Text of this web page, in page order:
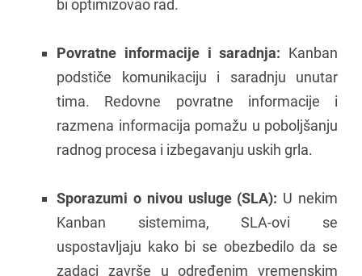
bi optimizovao rad.
Povratne informacije i saradnja: Kanban
podstiče komunikaciju i saradnju unutar
tima. Redovne povratne informacije i
razmena informacija pomažu u poboljšanju
radnog procesa i izbegavanju uskih grla.
Sporazumi o nivou usluge (SLA): U nekim
Kanban sistemima, SLA-ovi se
uspostavljaju kako bi se obezbedilo da se
zadaci završe u određenim vremenskim